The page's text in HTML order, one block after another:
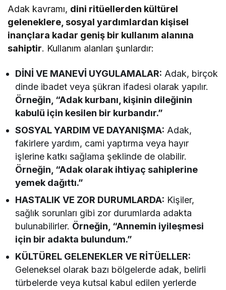
Adak kavramı, dini ritüellerden kültürel
geleneklere, sosyal yardımlardan kişisel
inançlara kadar geniş bir kullanım alanına
sahiptir. Kullanım alanları şunlardır:
DİNİ VE MANEVİ UYGULAMALAR: Adak, birçok
dinde ibadet veya şükran ifadesi olarak yapılır.
Örneğin, “Adak kurbanı, kişinin dileğinin
kabulü için kesilen bir kurbandır.”
SOSYAL YARDIM VE DAYANIŞMA: Adak,
fakirlere yardım, cami yaptırma veya hayır
işlerine katkı sağlama şeklinde de olabilir.
Örneğin, “Adak olarak ihtiyaç sahiplerine
yemek dağıttı.”
HASTALIK VE ZOR DURUMLARDA: Kişiler,
sağlık sorunları gibi zor durumlarda adakta
bulunabilirler. Örneğin, “Annemin iyileşmesi
için bir adakta bulundum.”
KÜLTÜREL GELENEKLER VE RİTÜELLER:
Geleneksel olarak bazı bölgelerde adak, belirli
türbelerde veya kutsal kabul edilen yerlerde